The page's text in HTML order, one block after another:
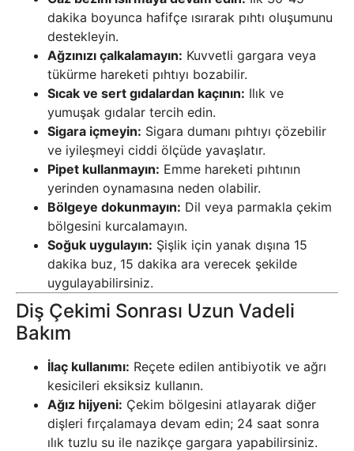
dakika boyunca hafifçe ısırarak pıhtı oluşumunu
destekleyin.
Ağzınızı çalkalamayın: Kuvvetli gargara veya
tükürme hareketi pıhtıyı bozabilir.
Sıcak ve sert gıdalardan kaçının: Ilık ve
yumuşak gıdalar tercih edin.
Sigara içmeyin: Sigara dumanı pıhtıyı çözebilir
ve iyileşmeyi ciddi ölçüde yavaşlatır.
Pipet kullanmayın: Emme hareketi pıhtının
yerinden oynamasına neden olabilir.
Bölgeye dokunmayın: Dil veya parmakla çekim
bölgesini kurcalamayın.
Soğuk uygulayın: Şişlik için yanak dışına 15
dakika buz, 15 dakika ara verecek şekilde
uygulayabilirsiniz.
Diş Çekimi Sonrası Uzun Vadeli
Bakım
İlaç kullanımı: Reçete edilen antibiyotik ve ağrı
kesicileri eksiksiz kullanın.
Ağız hijyeni: Çekim bölgesini atlayarak diğer
dişleri fırçalamaya devam edin; 24 saat sonra
ılık tuzlu su ile nazikçe gargara yapabilirsiniz.